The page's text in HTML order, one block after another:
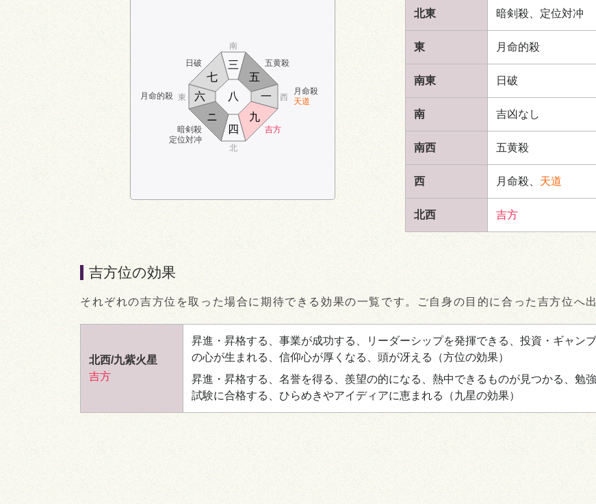
日破 五黄殺
月命的殺
月命殺
天道
暗剣殺
定位対冲
吉方
南
北
東 西
四
五
六
七
八
九
一
ニ
三
北東 暗剣殺、定位対冲
東 月命的殺
南東 日破
南 吉凶なし
南西 五黄殺
西 月命殺、 天道
北西 吉方
吉方位の効果
それぞれの吉方位を取った場合に期待できる効果の一覧です。ご自身の目的に合った吉方位へ
北西/九紫火星
吉方
昇進・昇格する、事業が成功する、リーダーシップを発揮できる、投資・ギャン
の心が生まれる、信仰心が厚くなる、頭が冴える
（方位の効果）
昇進・昇格する、名誉を得る、羨望の的になる、熱中できるものが見つかる、勉
試験に合格する、ひらめきやアイディアに恵まれる
（九星の効果）